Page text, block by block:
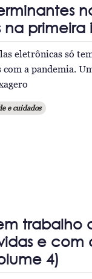
na primeira
eletrônicas só
com a pandemia.
e cuidados
trabalho
e
4)